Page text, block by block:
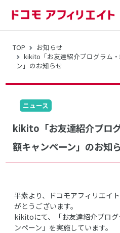
TOP
お知らせ
kikito「お友達紹介プログラム
ン」のお知らせ
ニュース
kikito「お友達紹介プロ
額キャンペーン」のお知
平素より、ドコモアフィリエイ
がとうございます。
kikitoにて、「お友達紹介プロ
ンペーン」を実施しています。